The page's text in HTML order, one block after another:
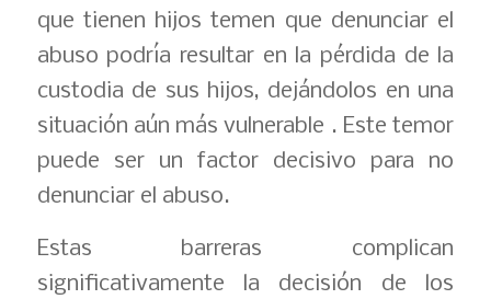
que tienen hijos temen que denunciar el
abuso podría resultar en la pérdida de la
custodia de sus hijos, dejándolos en una
situación aún más vulnerable . Este temor
puede ser un factor decisivo para no
denunciar el abuso.
Estas barreras complican
significativamente la decisión de los